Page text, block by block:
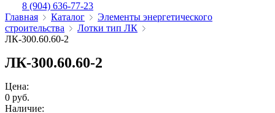
8 (904) 636-77-23
Главная
Каталог
Элементы энергетического
строительства
Лотки тип ЛК
ЛК-300.60.60-2
ЛК-300.60.60-2
Цена:
0 руб.
Наличие: